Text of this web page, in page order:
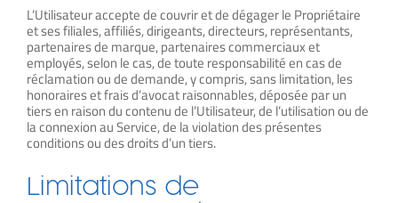
L’Utilisateur accepte de couvrir et de dégager le Propriétaire
et ses filiales, affiliés, dirigeants, directeurs, représentants,
partenaires de marque, partenaires commerciaux et
employés, selon le cas, de toute responsabilité en cas de
réclamation ou de demande, y compris, sans limitation, les
honoraires et frais d’avocat raisonnables, déposée par un
tiers en raison du contenu de l’Utilisateur, de l’utilisation ou de
la connexion au Service, de la violation des présentes
conditions ou des droits d’un tiers.
Limitations de